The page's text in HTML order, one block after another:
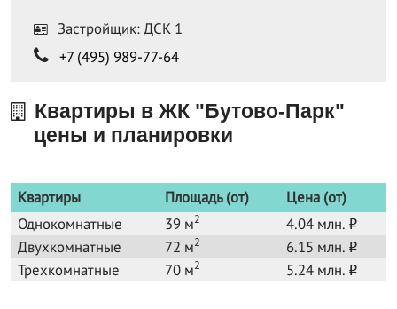
Застройщик: ДСК 1
+7 (495) 989-77-64
Квартиры в ЖК "Бутово-Парк"
цены и планировки
Квартиры Площадь (от)
Цена (от)
Однокомнатные
39 м2 4.04 млн. o
Двухкомнатные 72 м2 6.15 млн. o
Трехкомнатные 70 м2 5.24 млн. o